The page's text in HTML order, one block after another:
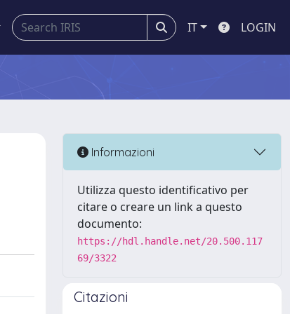
IT LOGIN
Informazioni
Utilizza questo identificativo per
citare o creare un link a questo
documento:
https://hdl.handle.net/20.500.117
69/3322
Citazioni